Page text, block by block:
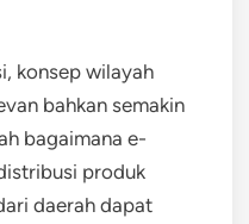
konsep wilayah
bahkan semakin
bagaimana e-
produk
daerah dapat